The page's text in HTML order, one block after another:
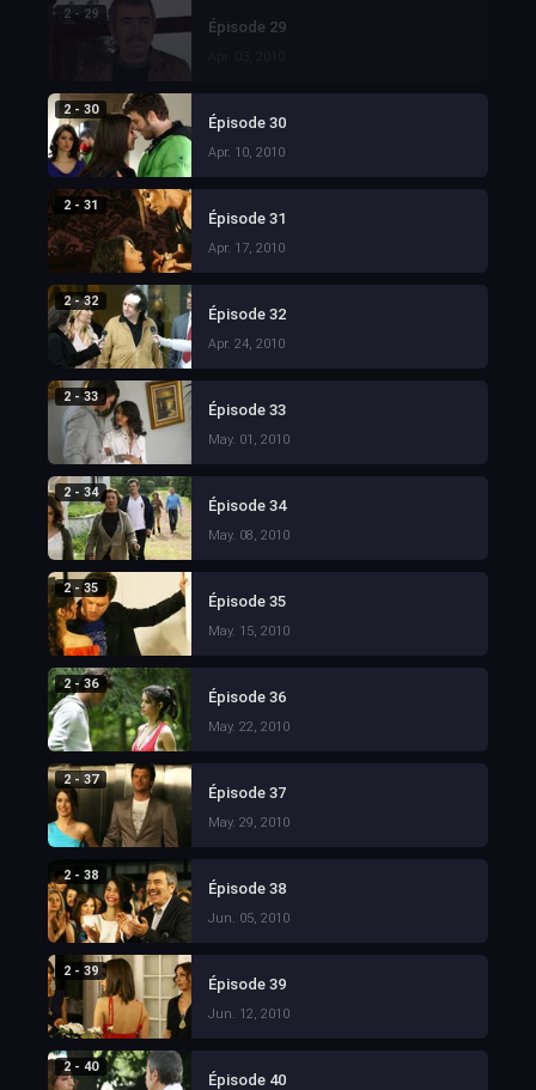
2 - 29
Épisode 29
2 - 30
Épisode 30
Apr. 10, 2010
2 - 31
Épisode 31
Apr. 17, 2010
2 - 32
Épisode 32
Apr. 24, 2010
2 - 33
Épisode 33
May. 01, 2010
2 - 34
Épisode 34
May. 08, 2010
2 - 35
Épisode 35
May. 15, 2010
2 - 36
Épisode 36
May. 22, 2010
2 - 37
Épisode 37
May. 29, 2010
2 - 38
Épisode 38
Jun. 05, 2010
2 - 39
Épisode 39
Jun. 12, 2010
2 - 40
Épisode 40